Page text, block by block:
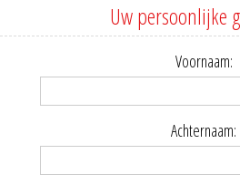
Uw persoonlijke
Voornaam:
Achternaam: